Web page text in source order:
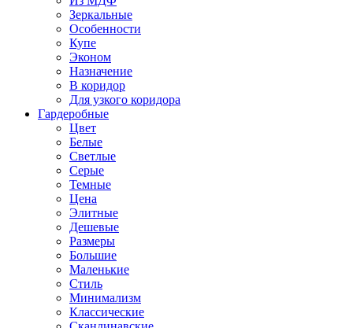
Зеркальные
Особенности
Купе
Эконом
Назначение
В коридор
Для узкого коридора
Гардеробные
Цвет
Белые
Светлые
Серые
Темные
Цена
Элитные
Дешевые
Размеры
Большие
Маленькие
Стиль
Минимализм
Классические